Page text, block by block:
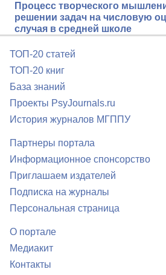
Процесс творческого
решении задач на числовую
случая в средней школе
ТОП-20 статей
ТОП-20 книг
База знаний
Проекты PsyJournals.ru
История журналов МГППУ
Партнеры портала
Информационное спонсорство
Приглашаем издателей
Подписка на журналы
Персональная страница
О портале
Медиакит
Контакты